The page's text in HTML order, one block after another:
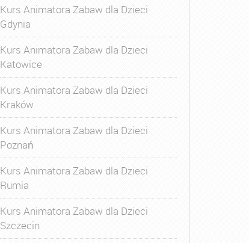
Kurs Animatora Zabaw dla Dzieci
Gdynia
Kurs Animatora Zabaw dla Dzieci
Katowice
Kurs Animatora Zabaw dla Dzieci
Kraków
Kurs Animatora Zabaw dla Dzieci
Poznań
Kurs Animatora Zabaw dla Dzieci
Rumia
Kurs Animatora Zabaw dla Dzieci
Szczecin